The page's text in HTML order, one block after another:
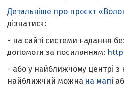
Детальніше про проєкт
дізнатися:
- на сайті системи надання
допомоги за посиланням:
- або у найближчому центрі
найближчий можна на мапі